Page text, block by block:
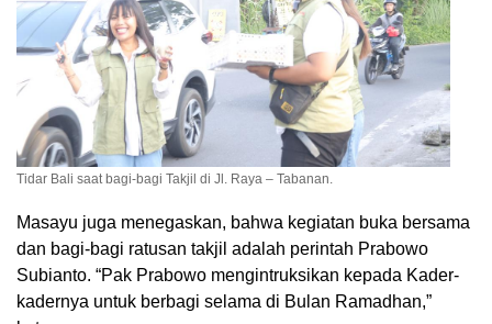
Tidar Bali saat bagi-bagi Takjil di Jl. Raya – Tabanan.
Masayu juga menegaskan, bahwa kegiatan buka bersama
dan bagi-bagi ratusan takjil adalah perintah Prabowo
Subianto. “Pak Prabowo mengintruksikan kepada Kader-
kadernya untuk berbagi selama di Bulan Ramadhan,”